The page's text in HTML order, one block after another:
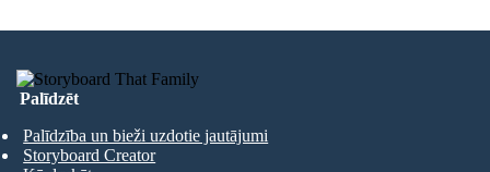
Palīdzēt
Palīdzība un bieži uzdotie jautājumi
Storyboard Creator